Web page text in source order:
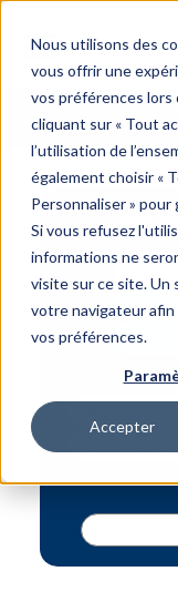
Nous utilisons des
vous offrir une
vos préférences lors
cliquant sur « Tout
l’utilisation de
également choisir «
Personnaliser »
Si vous refusez
informations ne
visite sur ce site. Un
votre navigateur afin
vos préférences.
Accepter
menu